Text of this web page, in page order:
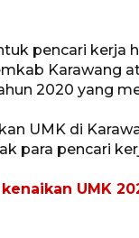
pencari kerja
Karawang
2020 yang
UMK di
para pencari
UMK